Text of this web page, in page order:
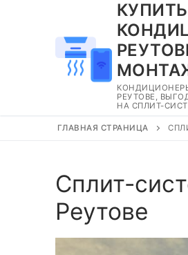
содержимому
КУПИТЬ
РЕУТОВЕ,
НА СПЛИТ-
ГЛАВНАЯ СТРАНИЦА
Сплит-
Реутове